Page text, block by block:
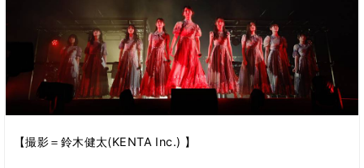
【撮影＝鈴木健太(KENTA Inc.) 】